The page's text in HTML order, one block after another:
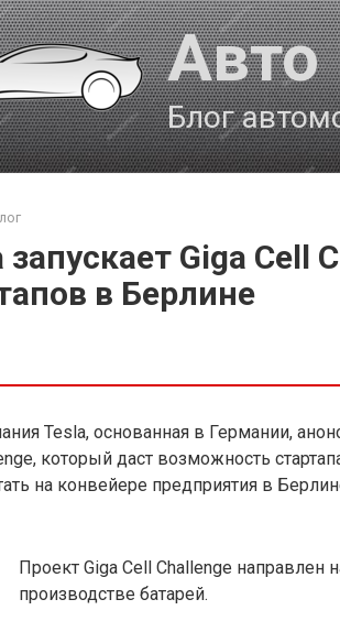
Авто
Блог
запускает Giga Cell
в Берлине
Tesla, основанная в Германии,
который даст возможность
на конвейере предприятия в
Проект Giga Cell Challenge направлен
производстве батарей.